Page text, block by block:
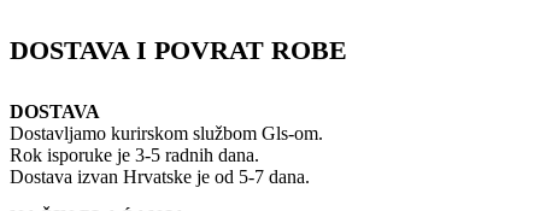
DOSTAVA I POVRAT ROBE
DOSTAVA
Dostavljamo kurirskom službom Gls-om.
Rok isporuke je 3-5 radnih dana.
Dostava izvan Hrvatske je od 5-7 dana.